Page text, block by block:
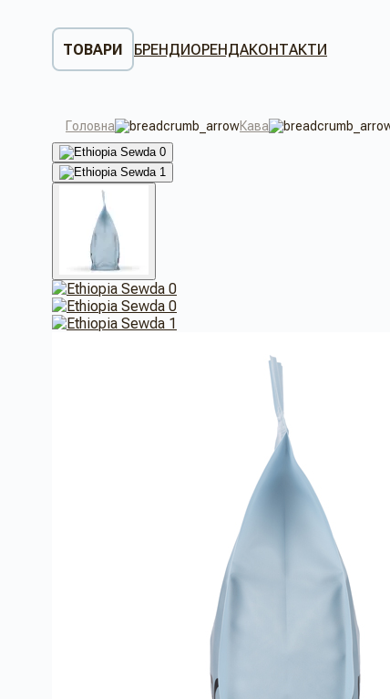
ТОВАРИ БРЕНДИОРЕНДАКОНТАКТИ
Головна Кава